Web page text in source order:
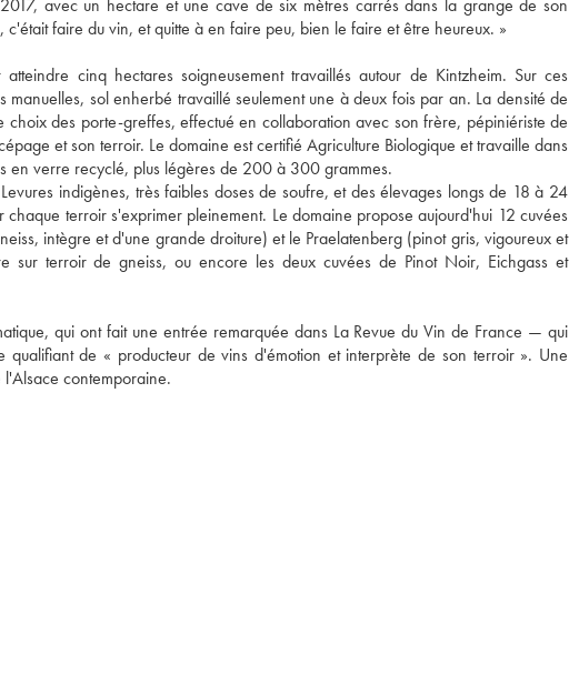
avec un hectare et une cave de six mètres carrés dans la grange de son
faire du vin, et quitte à en faire peu, bien le faire et être heureux. »
cinq hectares soigneusement travaillés autour de Kintzheim. Sur ces
sol enherbé travaillé seulement une à deux fois par an. La densité de
des porte-greffes, effectué en collaboration avec son frère, pépiniériste de
et son terroir. Le domaine est certifié Agriculture Biologique et travaille dans
en verre recyclé, plus légères de 200 à 300 grammes.
indigènes, très faibles doses de soufre, et des élevages longs de 18 à 24
terroir s'exprimer pleinement. Le domaine propose aujourd'hui 12 cuvées
intègre et d'une grande droiture) et le Praelatenberg (pinot gris, vigoureux et
sur terroir de gneiss, ou encore les deux cuvées de Pinot Noir, Eichgass et
qui ont fait une entrée remarquée dans La Revue du Vin de France — qui
de « producteur de vins d'émotion et interprète de son terroir ». Une
l'Alsace contemporaine.